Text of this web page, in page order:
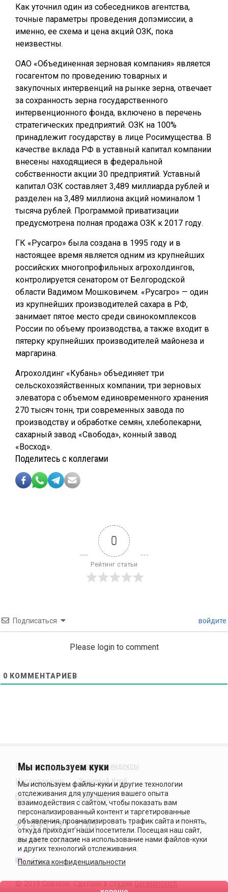
Как уточнил один из собеседников агентства,
точные параметры проведения допэмиссии, а
именно, ее схема и цена акций ОЗК, пока
неизвестны.
ОАО «Объединенная зерновая компания» является
госагентом по проведению товарных и
закупочных интервенций на рынке зерна, отвечает
за сохранность зерна государственного
интервенционного фонда, включено в перечень
стратегических предприятий. ОЗК на 100%
принадлежит государству в лице Росимущества. В
качестве вклада РФ в уставный капитал компании
внесены находящиеся в федеральной
собственности акции 30 предприятий. Уставный
капитал ОЗК составляет 3,489 миллиарда рублей и
разделен на 3,489 миллиона акций номиналом 1
тысяча рублей. Программой приватизации
предусмотрена полная продажа ОЗК к 2017 году.
ГК «Русагро» была создана в 1995 году и в
настоящее время является одним из крупнейших
российских многопрофильных агрохолдингов,
контролируется сенатором от Белгородской
области Вадимом Мошковичем. «Русагро» — один
из крупнейших производителей сахара в РФ,
занимает пятое место среди свинокомплексов
России по объему производства, а также входит в
пятерку крупнейших производителей майонеза и
маргарина.
Агрохолдинг «Кубань» объединяет три
сельскохозяйственных компании, три зерновых
элеватора с объемом единовременного хранения
270 тысяч тонн, три современных завода по
производству и обработке семян, хлебопекарни,
сахарный завод «Свобода», конный завод
«Восход».
Поделитесь с коллегами
0
Рейтинг статьи
Подписаться войдите
Please login to comment
0 КОММЕНТАРИЕВ
Издания
Исследования
Блог
Ценовые индексы
Зерновой Клуб
Компания
+7 495 221 2785
sales@sovecon.com
EN
© 2019 Совэкон. Сделано в студииGerasimóvich.
Политика конфиденциальности